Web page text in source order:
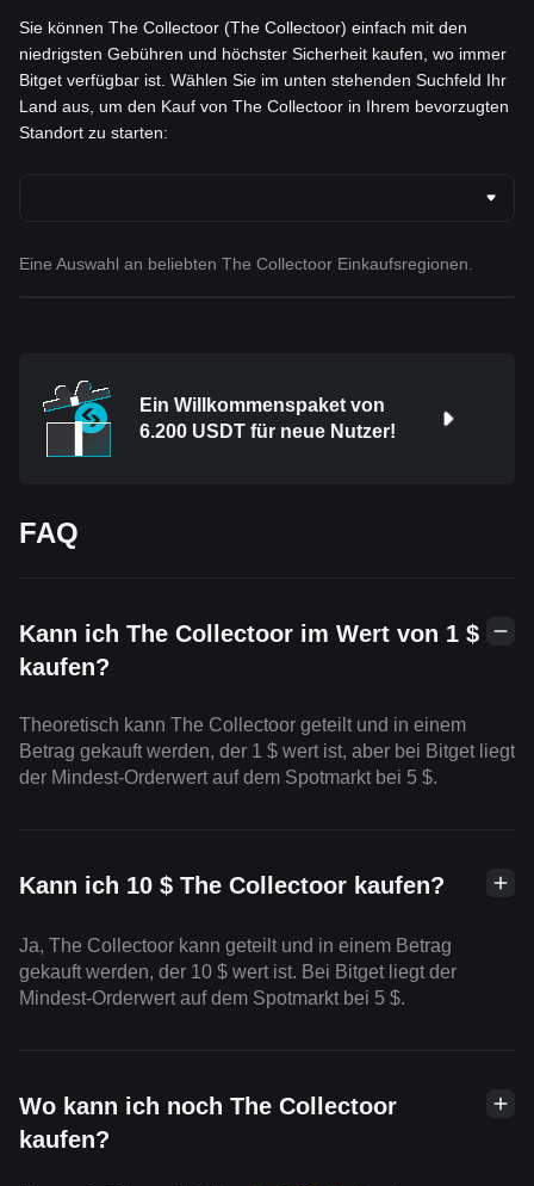
Sie können The Collectoor (The Collectoor) einfach mit den
niedrigsten Gebühren und höchster Sicherheit kaufen, wo immer
Bitget verfügbar ist. Wählen Sie im unten stehenden Suchfeld Ihr
Land aus, um den Kauf von The Collectoor in Ihrem bevorzugten
Standort zu starten:
Eine Auswahl an beliebten The Collectoor Einkaufsregionen.
Ein Willkommenspaket von
6.200 USDT für neue Nutzer!
FAQ
Kann ich The Collectoor im Wert von 1 $
kaufen?
Theoretisch kann The Collectoor geteilt und in einem
Betrag gekauft werden, der 1 $ wert ist, aber bei Bitget liegt
der Mindest-Orderwert auf dem Spotmarkt bei 5 $.
Kann ich 10 $ The Collectoor kaufen?
Ja, The Collectoor kann geteilt und in einem Betrag
gekauft werden, der 10 $ wert ist. Bei Bitget liegt der
Mindest-Orderwert auf dem Spotmarkt bei 5 $.
Wo kann ich noch The Collectoor
kaufen?